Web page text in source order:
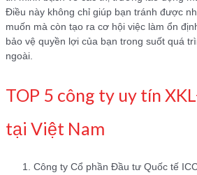
Điều này không chỉ giúp bạn tránh được
muốn mà còn tạo ra cơ hội việc làm ổn
bảo vệ quyền lợi của bạn trong suốt quá
ngoài.
TOP 5 công ty uy tín
tại Việt Nam
Công ty Cổ phần Đầu tư Quốc tế